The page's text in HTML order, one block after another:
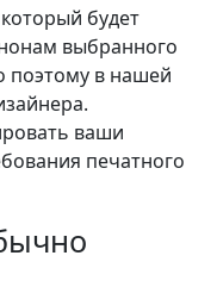
будет
выбранного
поэтому в нашей
ваши
печатного